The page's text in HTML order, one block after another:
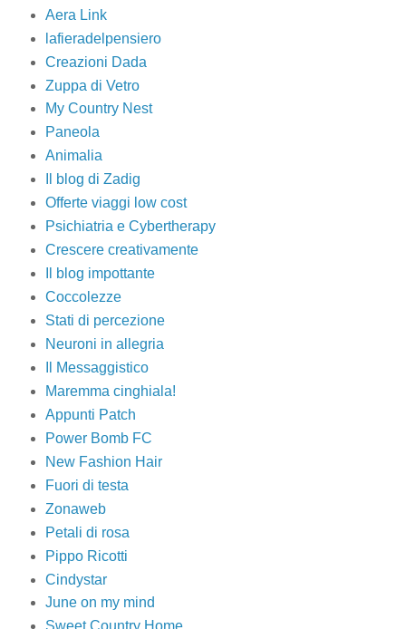
Aera Link
lafieradelpensiero
Creazioni Dada
Zuppa di Vetro
My Country Nest
Paneola
Animalia
Il blog di Zadig
Offerte viaggi low cost
Psichiatria e Cybertherapy
Crescere creativamente
Il blog impottante
Coccolezze
Stati di percezione
Neuroni in allegria
Il Messaggistico
Maremma cinghiala!
Appunti Patch
Power Bomb FC
New Fashion Hair
Fuori di testa
Zonaweb
Petali di rosa
Pippo Ricotti
Cindystar
June on my mind